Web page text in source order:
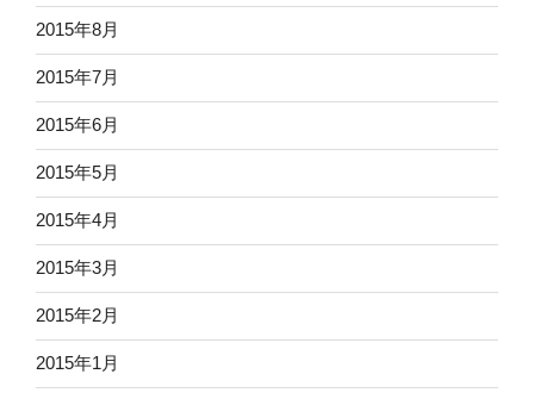
2015年8月
2015年7月
2015年6月
2015年5月
2015年4月
2015年3月
2015年2月
2015年1月